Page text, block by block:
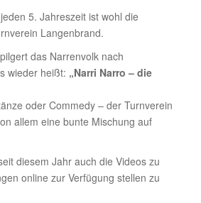
5. Jahreszeit ist wohl die
Langenbrand.
das Narrenvolk nach
wieder heißt: „Narri Narro – die
oder Commedy – der Turnverein
allem eine bunte Mischung auf
diesem Jahr auch die Videos zu
online zur Verfügung stellen zu